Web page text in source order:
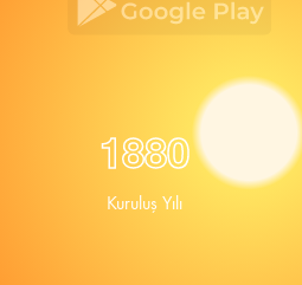
1880
Kuruluş Yılı